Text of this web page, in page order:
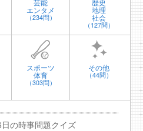
芸能
エンタメ
（234問）
歴史
地理
社会
（127問）
スポーツ
体育
（303問）
その他
（44問）
の時事問題クイズ